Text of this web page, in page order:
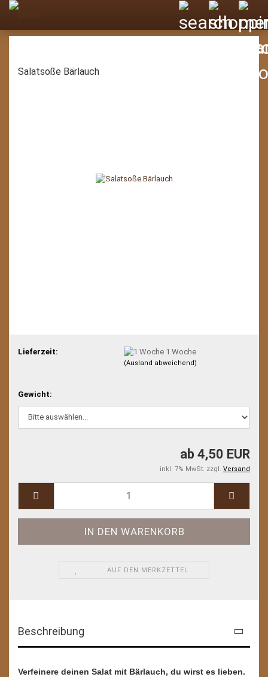
Salatsoße Bärlauch
Lieferzeit: 1 Woche
(Ausland abweichend)
Gewicht:
ab 4,50 EUR
inkl. 7% MwSt. zzgl. Versand
AUF DEN MERKZETTEL
Beschreibung
Verfeinere deinen Salat mit Bärlauch, du wirst es lieben.